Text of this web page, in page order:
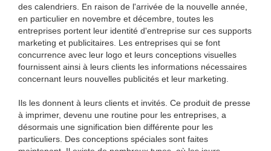
des calendriers. En raison de l'arrivée de la nouvelle année,
en particulier en novembre et décembre, toutes les
entreprises portent leur identité d'entreprise sur ces supports
marketing et publicitaires. Les entreprises qui se font
concurrence avec leur logo et leurs conceptions visuelles
fournissent ainsi à leurs clients les informations nécessaires
concernant leurs nouvelles publicités et leur marketing.
Ils les donnent à leurs clients et invités. Ce produit de presse
à imprimer, devenu une routine pour les entreprises, a
désormais une signification bien différente pour les
particuliers. Des conceptions spéciales sont faites